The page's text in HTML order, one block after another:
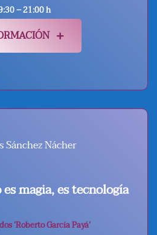
– 21:00 h
Sánchez Nácher
magia, es tecnología
‘Roberto García Payá’